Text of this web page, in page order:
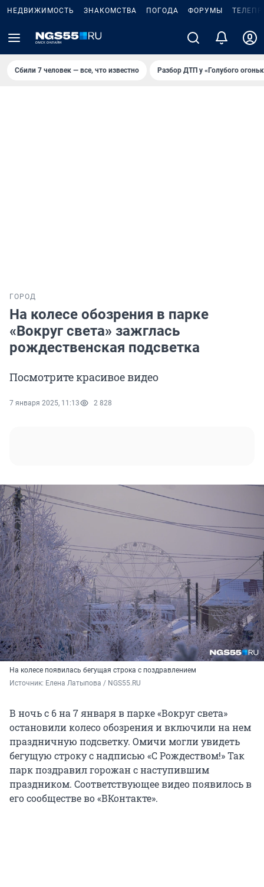
НЕДВИЖИМОСТЬ ЗНАКОМСТВА ПОГОДА ФОРУМЫ
Сбили 7 человек — все, что известно Разбор ДТП у «Голубого
ГОРОД
На колесе обозрения в парке
«Вокруг света» зажглась
рождественская подсветка
Посмотрите красивое видео
7 января 2025, 11:13 2 828
На колесе появилась бегущая строка с поздравлением
Источник: Елена Латыпова / NGS55.RU
В ночь с 6 на 7 января в парке «Вокруг света»
остановили колесо обозрения и включили на нем
праздничную подсветку. Омичи могли увидеть
бегущую строку с надписью «С Рождеством!» Так
парк поздравил горожан с наступившим
праздником. Соответствующее видео появилось в
его сообществе во «ВКонтакте».